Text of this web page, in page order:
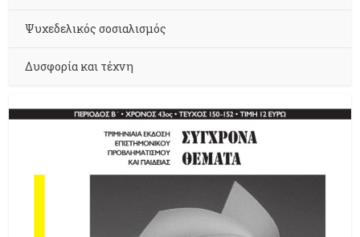
Ψυχεδελικός σοσιαλισμός
Δυσφορία και τέχνη